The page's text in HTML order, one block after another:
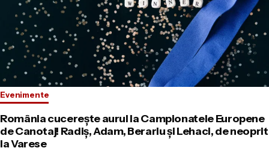
Evenimente
România cucerește aurul la Campionatele Europene
de Canotaj! Radiş, Adam, Berariu și Lehaci, de neoprit
la Varese